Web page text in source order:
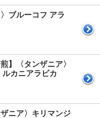
ブルーコフ アラ
】〈タンザニア〉
カニアラビカ
ザニア〉キリマンジ